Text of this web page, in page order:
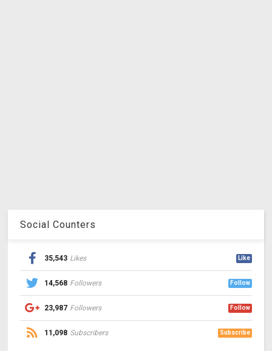
Social Counters
35,543 Likes Like
14,568 Followers Follow
23,987 Followers Follow
11,098 Subscribers Subscribe